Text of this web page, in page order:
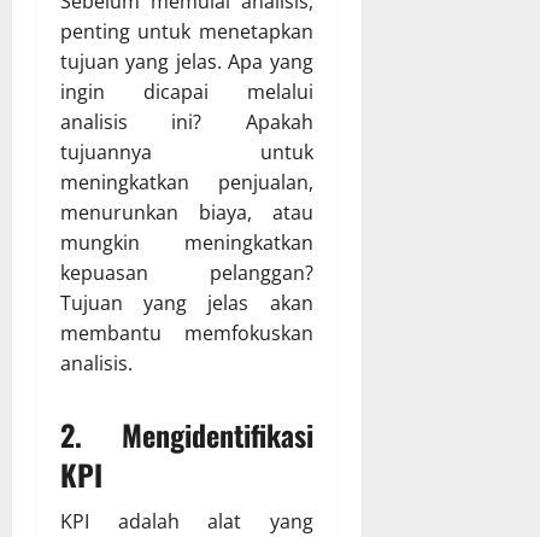
penting untuk menetapkan
tujuan yang jelas. Apa yang
ingin dicapai melalui
analisis ini? Apakah
tujuannya untuk
meningkatkan penjualan,
menurunkan biaya, atau
mungkin meningkatkan
kepuasan pelanggan?
Tujuan yang jelas akan
membantu memfokuskan
analisis.
2. Mengidentifikasi
KPI
KPI adalah alat yang